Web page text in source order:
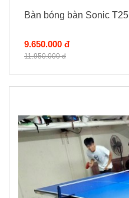
Bàn bóng bàn Sonic T25
9.650.000 đ
11.950.000 đ